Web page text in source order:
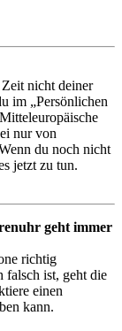
nicht deiner
im „Persönlichen
nur von
du noch nicht
jetzt zu tun.
geht immer
richtig
falsch ist, geht die
einen
kann.